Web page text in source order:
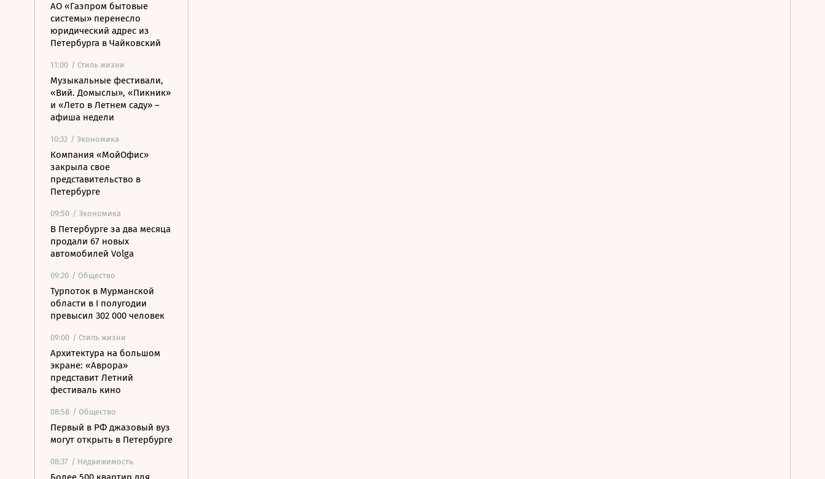
АО «Газпром бытовые
системы» перенесло
юридический адрес из
Петербурга в Чайковский
11:00 / Стиль жизни
Музыкальные фестивали,
«Вий. Домыслы», «Пикник»
и «Лето в Летнем саду» –
афиша недели
10:32 / Экономика
Компания «МойОфис»
закрыла свое
представительство в
Петербурге
09:50 / Экономика
В Петербурге за два месяца
продали 67 новых
автомобилей Volga
09:20 / Общество
Турпоток в Мурманской
области в I полугодии
превысил 302 000 человек
09:00 / Стиль жизни
Архитектура на большом
экране: «Аврора»
представит Летний
фестиваль кино
08:58 / Общество
Первый в РФ джазовый вуз
могут открыть в Петербурге
08:37 / Недвижимость